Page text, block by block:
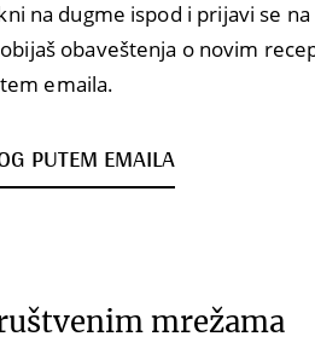
na dugme ispod i prijavi se
obaveštenja o novim
emaila.
PUTEM EMAILA
mrežama